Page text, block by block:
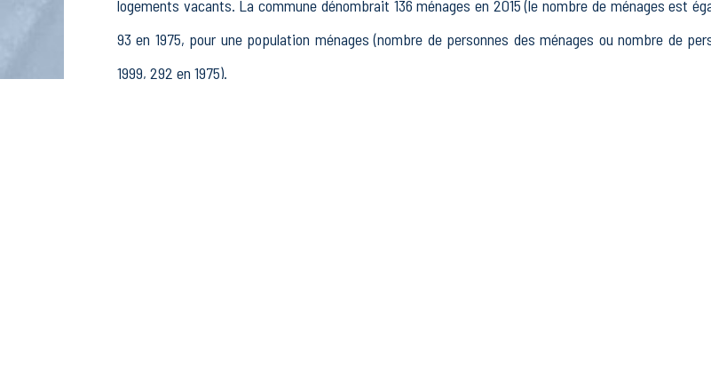
logements vacants. La commune dénombrait 136 ménages en 2015 (le nombre de ménages est
93 en 1975, pour une population ménages (nombre de personnes des ménages ou nombre de
1999, 292 en 1975).